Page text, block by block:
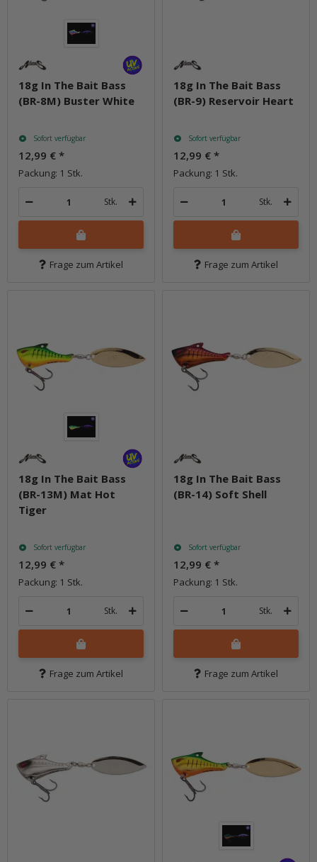
18g In The Bait Bass
(BR-8M) Buster White
Sofort verfügbar
12,99 € *
Packung: 1 Stk.
Stk.
Frage zum Artikel
18g In The Bait Bass
(BR-9) Reservoir Heart
Sofort verfügbar
12,99 € *
Packung: 1 Stk.
Stk.
Frage zum Artikel
18g In The Bait Bass
(BR-13M) Mat Hot
Tiger
Sofort verfügbar
12,99 € *
Packung: 1 Stk.
Stk.
Frage zum Artikel
18g In The Bait Bass
(BR-14) Soft Shell
Sofort verfügbar
12,99 € *
Packung: 1 Stk.
Stk.
Frage zum Artikel